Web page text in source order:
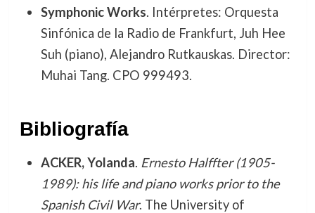
Symphonic Works. Intérpretes: Orquesta
Sinfónica de la Radio de Frankfurt, Juh Hee
Suh (piano), Alejandro Rutkauskas. Director:
Muhai Tang. CPO 999493.
Bibliografía
ACKER, Yolanda. Ernesto Halffter (1905-
1989): his life and piano works prior to the
Spanish Civil War. The University of